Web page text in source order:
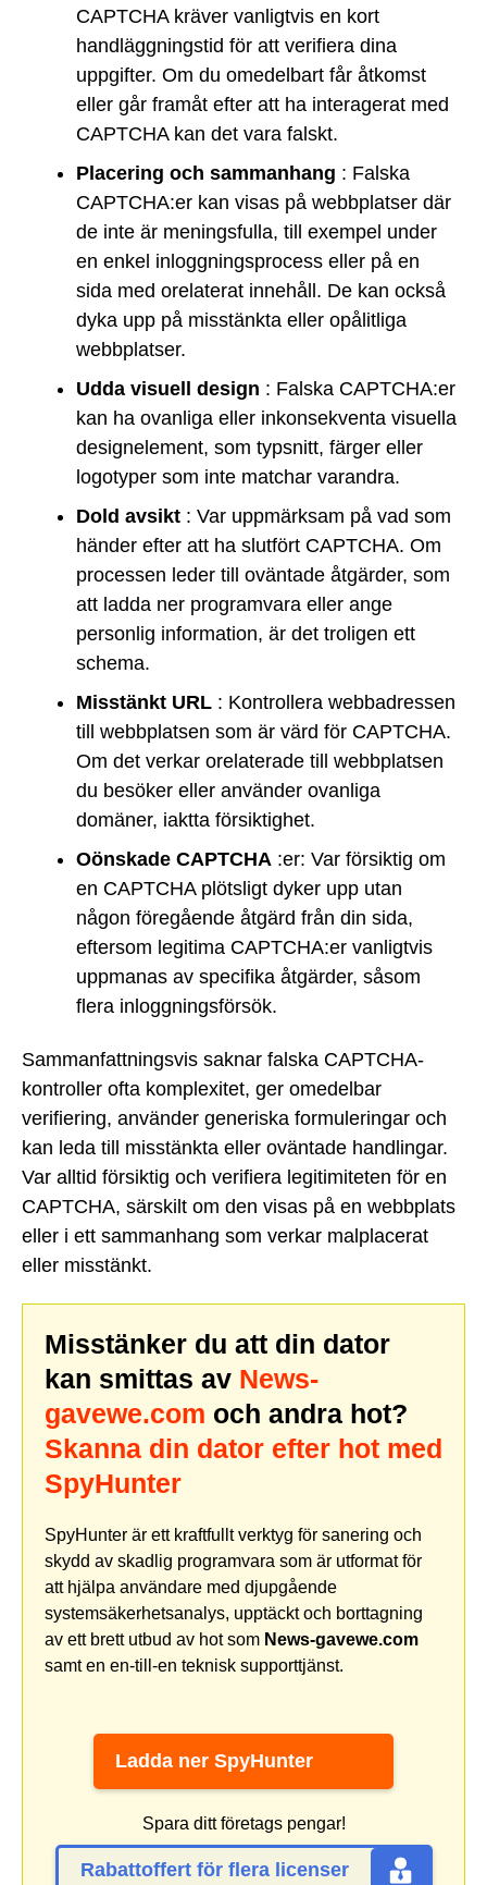
CAPTCHA kräver vanligtvis en kort
handläggningstid för att verifiera dina
uppgifter. Om du omedelbart får åtkomst
eller går framåt efter att ha interagerat med
CAPTCHA kan det vara falskt.
Placering och sammanhang : Falska
CAPTCHA:er kan visas på webbplatser där
de inte är meningsfulla, till exempel under
en enkel inloggningsprocess eller på en
sida med orelaterat innehåll. De kan också
dyka upp på misstänkta eller opålitliga
webbplatser.
Udda visuell design : Falska CAPTCHA:er
kan ha ovanliga eller inkonsekventa visuella
designelement, som typsnitt, färger eller
logotyper som inte matchar varandra.
Dold avsikt : Var uppmärksam på vad som
händer efter att ha slutfört CAPTCHA. Om
processen leder till oväntade åtgärder, som
att ladda ner programvara eller ange
personlig information, är det troligen ett
schema.
Misstänkt URL : Kontrollera webbadressen
till webbplatsen som är värd för CAPTCHA.
Om det verkar orelaterade till webbplatsen
du besöker eller använder ovanliga
domäner, iaktta försiktighet.
Oönskade CAPTCHA :er: Var försiktig om
en CAPTCHA plötsligt dyker upp utan
någon föregående åtgärd från din sida,
eftersom legitima CAPTCHA:er vanligtvis
uppmanas av specifika åtgärder, såsom
flera inloggningsförsök.
Sammanfattningsvis saknar falska CAPTCHA-
kontroller ofta komplexitet, ger omedelbar
verifiering, använder generiska formuleringar och
kan leda till misstänkta eller oväntade handlingar.
Var alltid försiktig och verifiera legitimiteten för en
CAPTCHA, särskilt om den visas på en webbplats
eller i ett sammanhang som verkar malplacerat
eller misstänkt.
Misstänker du att din dator
kan smittas av News-
gavewe.com och andra hot?
Skanna din dator efter hot med
SpyHunter
SpyHunter är ett kraftfullt verktyg för sanering och
skydd av skadlig programvara som är utformat för
att hjälpa användare med djupgående
systemsäkerhetsanalys, upptäckt och borttagning
av ett brett utbud av hot som News-gavewe.com
samt en en-till-en teknisk supporttjänst.
Ladda ner SpyHunter
Spara ditt företags pengar!
Rabattoffert för flera licenser